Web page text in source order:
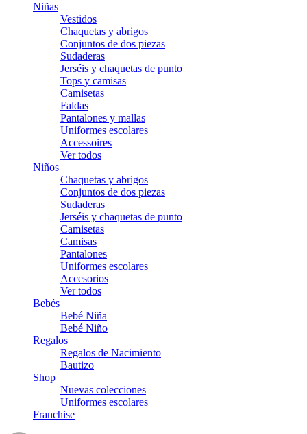
Niñas
Vestidos
Chaquetas y abrigos
Conjuntos de dos piezas
Sudaderas
Jerséis y chaquetas de punto
Tops y camisas
Camisetas
Faldas
Pantalones y mallas
Uniformes escolares
Accessoires
Ver todos
Niños
Chaquetas y abrigos
Conjuntos de dos piezas
Sudaderas
Jerséis y chaquetas de punto
Camisetas
Camisas
Pantalones
Uniformes escolares
Accesorios
Ver todos
Bebés
Bebé Niña
Bebé Niño
Regalos
Regalos de Nacimiento
Bautizo
Shop
Nuevas colecciones
Uniformes escolares
Franchise